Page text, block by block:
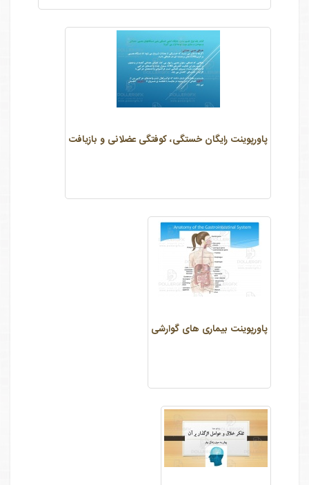
پاورپوینت رایگان خستگی، کوفتگی عضلانی و بازیافت
پاورپوینت بیماری های گوارشی